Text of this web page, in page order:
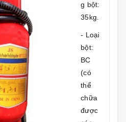
g bột:
35kg.
- Loại
bột:
BC
(có
thể
chữa
được